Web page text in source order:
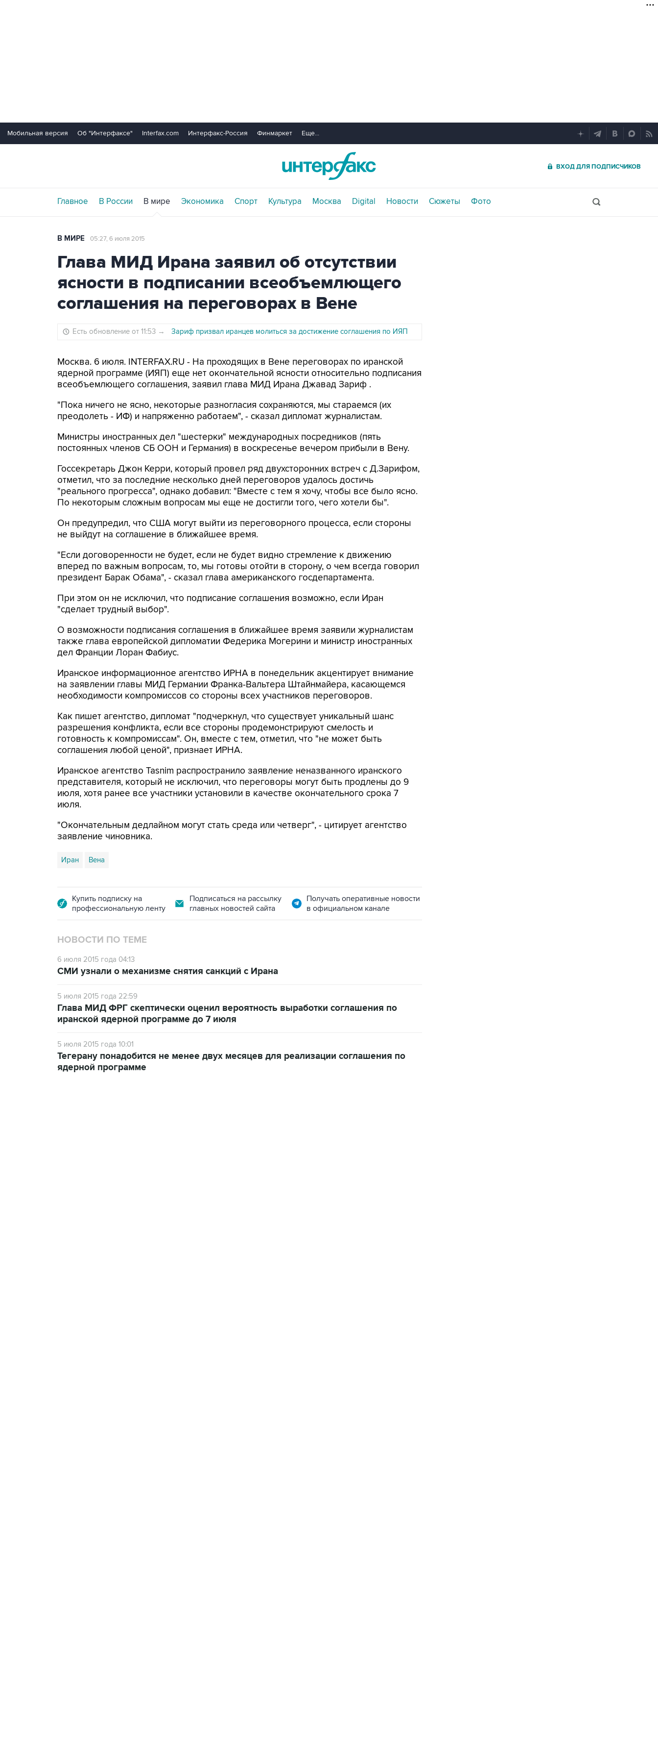
Мобильная версия Об "Интерфаксе" Interfax.com Интерфакс-Россия Финмаркет Еще...
ВХОД ДЛЯ ПОДПИСЧИКОВ
Главное В России В мире Экономика Спорт Культура Москва Digital Новости Сюжеты Фото
В МИРЕ 05:27, 6 июля 2015
Глава МИД Ирана заявил об отсутствии
ясности в подписании всеобъемлющего
соглашения на переговорах в Вене
Есть обновление от 11:53 → Зариф призвал иранцев молиться за достижение соглашения по ИЯП
Москва. 6 июля. INTERFAX.RU - На проходящих в Вене переговорах по иранской
ядерной программе (ИЯП) еще нет окончательной ясности относительно подписания
всеобъемлющего соглашения, заявил глава МИД Ирана Джавад Зариф .
"Пока ничего не ясно, некоторые разногласия сохраняются, мы стараемся (их
преодолеть - ИФ) и напряженно работаем", - сказал дипломат журналистам.
Министры иностранных дел "шестерки" международных посредников (пять
постоянных членов СБ ООН и Германия) в воскресенье вечером прибыли в Вену.
Госсекретарь Джон Керри, который провел ряд двухсторонних встреч с Д.Зарифом,
отметил, что за последние несколько дней переговоров удалось достичь
"реального прогресса", однако добавил: "Вместе с тем я хочу, чтобы все было ясно.
По некоторым сложным вопросам мы еще не достигли того, чего хотели бы".
Он предупредил, что США могут выйти из переговорного процесса, если стороны
не выйдут на соглашение в ближайшее время.
"Если договоренности не будет, если не будет видно стремление к движению
вперед по важным вопросам, то, мы готовы отойти в сторону, о чем всегда говорил
президент Барак Обама", - сказал глава американского госдепартамента.
При этом он не исключил, что подписание соглашения возможно, если Иран
"сделает трудный выбор".
О возможности подписания соглашения в ближайшее время заявили журналистам
также глава европейской дипломатии Федерика Могерини и министр иностранных
дел Франции Лоран Фабиус.
Иранское информационное агентство ИРНА в понедельник акцентирует внимание
на заявлении главы МИД Германии Франка-Вальтера Штайнмайера, касающемся
необходимости компромиссов со стороны всех участников переговоров.
Как пишет агентство, дипломат "подчеркнул, что существует уникальный шанс
разрешения конфликта, если все стороны продемонстрируют смелость и
готовность к компромиссам". Он, вместе с тем, отметил, что "не может быть
соглашения любой ценой", признает ИРНА.
Иранское агентство Tasnim распространило заявление неназванного иранского
представителя, который не исключил, что переговоры могут быть продлены до 9
июля, хотя ранее все участники установили в качестве окончательного срока 7
июля.
"Окончательным дедлайном могут стать среда или четверг", - цитирует агентство
заявление чиновника.
Иран Вена
Купить подписку на
профессиональную ленту
Подписаться на рассылку
главных новостей сайта
Получать оперативные новости
в официальном канале
НОВОСТИ ПО ТЕМЕ
6 июля 2015 года 04:13
СМИ узнали о механизме снятия санкций с Ирана
5 июля 2015 года 22:59
Глава МИД ФРГ скептически оценил вероятность выработки соглашения по
иранской ядерной программе до 7 июля
5 июля 2015 года 10:01
Тегерану понадобится не менее двух месяцев для реализации соглашения по
ядерной программе